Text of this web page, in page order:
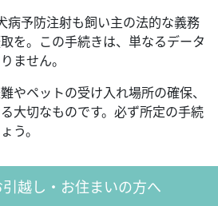
病予防注射も飼い主の法的な義務
を。この手続きは、単なるデータ
ません。
やペットの受け入れ場所の確保、
大切なものです。必ず所定の手続
う。
越し・お住まいの方へ